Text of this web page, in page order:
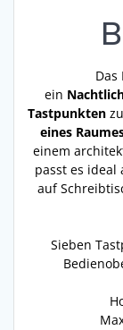
ein
Tastpunkten
eines
einem
passt es
auf
Sieben